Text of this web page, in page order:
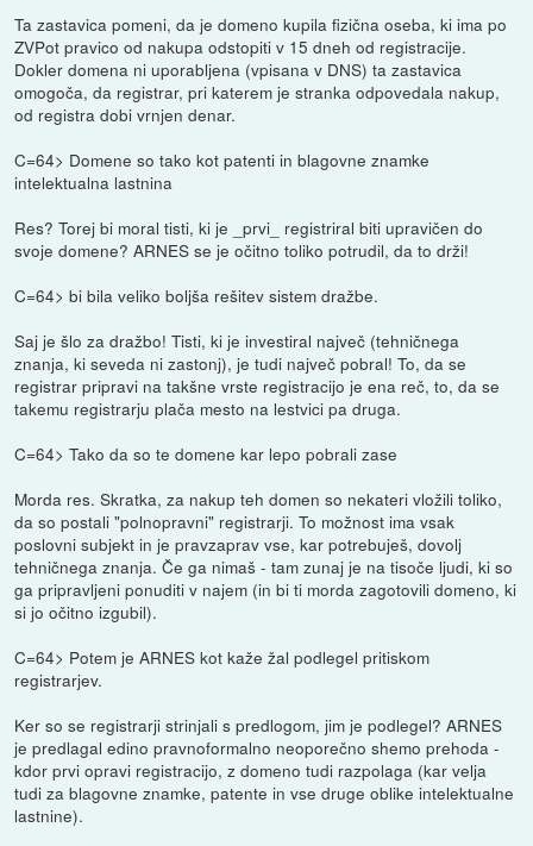
Ta zastavica pomeni, da je domeno kupila fizična oseba, ki ima po
ZVPot pravico od nakupa odstopiti v 15 dneh od registracije.
Dokler domena ni uporabljena (vpisana v DNS) ta zastavica
omogoča, da registrar, pri katerem je stranka odpovedala nakup,
od registra dobi vrnjen denar.
C=64> Domene so tako kot patenti in blagovne znamke
intelektualna lastnina
Res? Torej bi moral tisti, ki je _prvi_ registriral biti upravičen do
svoje domene? ARNES se je očitno toliko potrudil, da to drži!
C=64> bi bila veliko boljša rešitev sistem dražbe.
Saj je šlo za dražbo! Tisti, ki je investiral največ (tehničnega
znanja, ki seveda ni zastonj), je tudi največ pobral! To, da se
registrar pripravi na takšne vrste registracijo je ena reč, to, da se
takemu registrarju plača mesto na lestvici pa druga.
C=64> Tako da so te domene kar lepo pobrali zase
Morda res. Skratka, za nakup teh domen so nekateri vložili toliko,
da so postali "polnopravni" registrarji. To možnost ima vsak
poslovni subjekt in je pravzaprav vse, kar potrebuješ, dovolj
tehničnega znanja. Če ga nimaš - tam zunaj je na tisoče ljudi, ki so
ga pripravljeni ponuditi v najem (in bi ti morda zagotovili domeno, ki
si jo očitno izgubil).
C=64> Potem je ARNES kot kaže žal podlegel pritiskom
registrarjev.
Ker so se registrarji strinjali s predlogom, jim je podlegel? ARNES
je predlagal edino pravnoformalno neoporečno shemo prehoda -
kdor prvi opravi registracijo, z domeno tudi razpolaga (kar velja
tudi za blagovne znamke, patente in vse druge oblike intelektualne
lastnine).